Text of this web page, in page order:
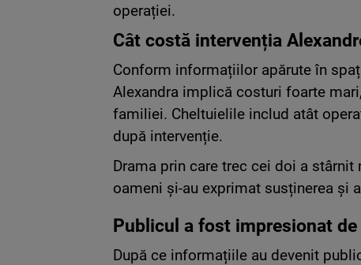
operației.
Cât costă intervenția
Conform informațiilor apărute în
Alexandra implică costuri foarte
familiei. Cheltuielile includ atât
după intervenție.
Drama prin care trec cei doi a
oameni și-au exprimat susținerea și
Publicul a fost impresionat
După ce informațiile au devenit